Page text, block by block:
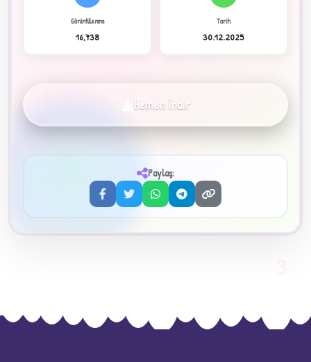
Görüntülenme
16,738
Tarih
30.12.2025
Hemen İndir
Paylaş: